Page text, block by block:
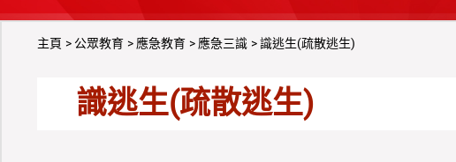
主頁 公眾教育 應急教育 應急三識 識逃生(疏散逃生)
識逃生(疏散逃生)